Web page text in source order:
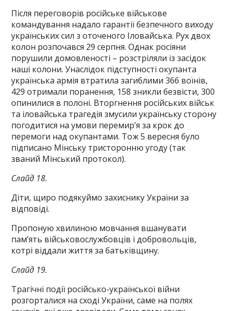
Після переговорів російське військове
командування надало гарантії безпечного виходу
українських сил з оточеного Іловайська. Рух двох
колон розпочався 29 серпня. Однак росіяни
порушили домовленості – розстріляли із засідок
наші колони. Унаслідок підступності окупанта
українська армія втратила загиблими 366 воїнів,
429 отримали поранення, 158 зникли безвісти, 300
опинилися в полоні. Вторгнення російських військ
та іловайська трагедія змусили українську сторону
погодитися на умови перемир’я за крок до
перемоги над окупантами. Тож 5 вересня було
підписано Мінську тристоронню угоду (так
званий Мінський протокол).
Слайд 18.
Діти, щиро подякуймо захиснику України за
відповіді.
Пропоную хвилиною мовчання вшанувати
пам’ять військовослужбовців і добровольців,
котрі віддали життя за батьківщину.
Слайд 19.
Трагічні події російсько-української війни
розгорталися на сході України, саме на полях